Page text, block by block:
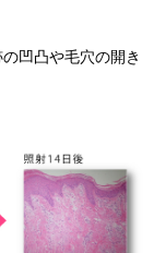
凹凸や毛穴の開き